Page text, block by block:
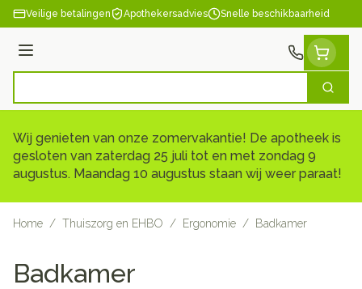
Ga naar de inhoud
Veilige betalingen Apothekersadvies Snelle beschikbaarheid
Menu
Zoek
Wij genieten van onze zomervakantie! De apotheek is
gesloten van zaterdag 25 juli tot en met zondag 9
augustus. Maandag 10 augustus staan wij weer paraat!
Home / Thuiszorg en EHBO / Ergonomie / Badkamer
Badkamer